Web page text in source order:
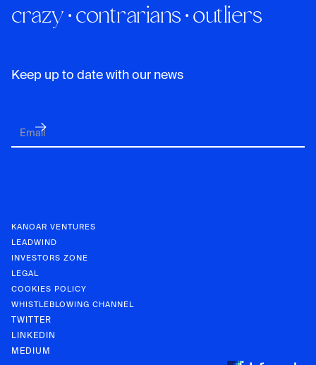
KANOAR
crazy · contrarians · outliers
Keep up to date with our news
KANOAR VENTURES
LEADWIND
INVESTORS ZONE
LEGAL
COOKIES POLICY
WHISTLEBLOWING CHANNEL
TWITTER
LINKEDIN
MEDIUM